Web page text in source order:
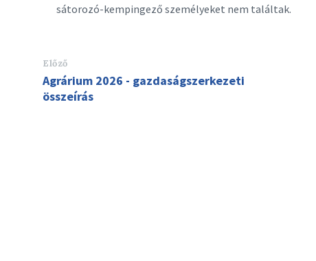
sátorozó-kempingező személyeket nem találtak.
Előző
Agrárium 2026 - gazdaságszerkezeti
összeírás